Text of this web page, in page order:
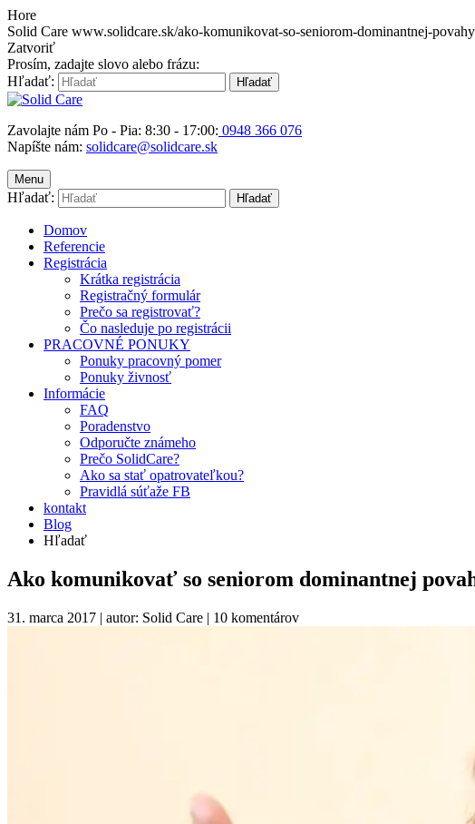
Hore
Solid Care www.solidcare.sk/ako-komunikovat-so-seniorom-dominantnej-
Zatvoriť
Prosím, zadajte slovo alebo frázu:
Hľadať:
Hľadať
Zavolajte nám Po - Pia: 8:30 - 17:00: 0948 366 076
Napíšte nám: solidcare@solidcare.sk
Menu
Hľadať: Hľadať
Domov
Referencie
Registrácia
Krátka registrácia
Registračný formulár
Prečo sa registrovať?
Čo nasleduje po registrácii
PRACOVNÉ PONUKY
Ponuky pracovný pomer
Ponuky živnosť
Informácie
FAQ
Poradenstvo
Odporučte známeho
Prečo SolidCare?
Ako sa stať opatrovateľkou?
Pravidlá súťaže FB
kontakt
Blog
Hľadať
Ako komunikovať so seniorom dominantnej
31. marca 2017 | autor: Solid Care | 10 komentárov